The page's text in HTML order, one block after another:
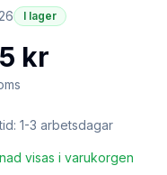
I lager
kr
1-3 arbetsdagar
visas i varukorgen